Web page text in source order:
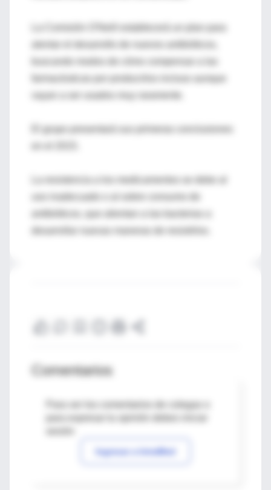
buscando modos de cómo compensar a las
farmacéuticas por producirlos incluso aunque
El grupo presentará sus primeras conclusiones
Comentarios
Para ver los comentarios de colegas o
Ingresar a IntraMed